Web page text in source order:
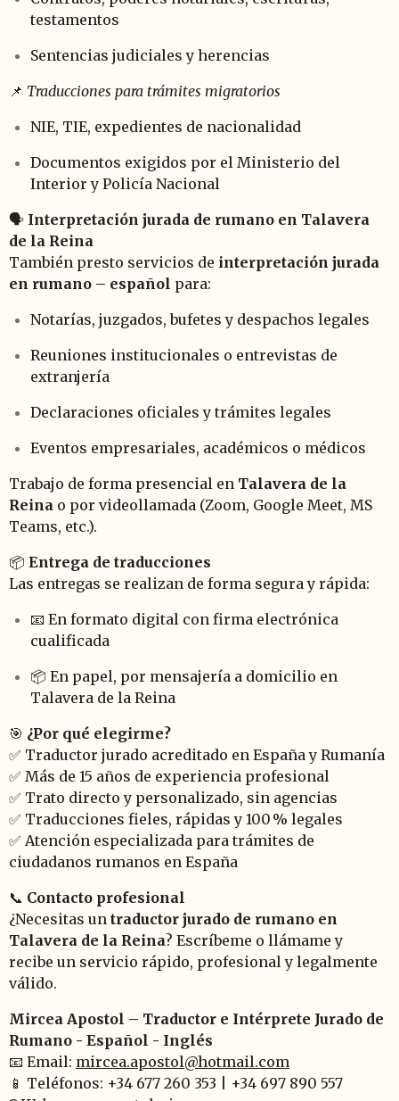
testamentos
Sentencias judiciales y herencias
📌 Traducciones para trámites migratorios
NIE, TIE, expedientes de nacionalidad
Documentos exigidos por el Ministerio del
Interior y Policía Nacional
🗣️ Interpretación jurada de rumano en Talavera
de la Reina
También presto servicios de interpretación jurada
en rumano – español para:
Notarías, juzgados, bufetes y despachos legales
Reuniones institucionales o entrevistas de
extranjería
Declaraciones oficiales y trámites legales
Eventos empresariales, académicos o médicos
Trabajo de forma presencial en Talavera de la
Reina o por videollamada (Zoom, Google Meet, MS
Teams, etc.).
📦 Entrega de traducciones
Las entregas se realizan de forma segura y rápida:
📧 En formato digital con firma electrónica
cualificada
📦 En papel, por mensajería a domicilio en
Talavera de la Reina
🎯 ¿Por qué elegirme?
✅ Traductor jurado acreditado en España y Rumanía
✅ Más de 15 años de experiencia profesional
✅ Trato directo y personalizado, sin agencias
✅ Traducciones fieles, rápidas y 100 % legales
✅ Atención especializada para trámites de
ciudadanos rumanos en España
📞 Contacto profesional
¿Necesitas un traductor jurado de rumano en
Talavera de la Reina? Escríbeme o llámame y
recibe un servicio rápido, profesional y legalmente
válido.
Mircea Apostol – Traductor e Intérprete Jurado de
Rumano - Español - Inglés
📧 Email: mircea.apostol@hotmail.com
📱 Teléfonos: +34 677 260 353 | +34 697 890 557